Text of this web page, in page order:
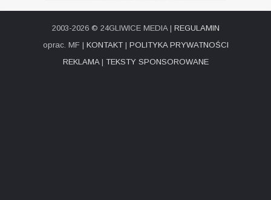
2003-2026 © 24GLIWICE MEDIA | REGULAMIN
oprac. MF | KONTAKT| POLITYKA PRYWATNOŚCI
REKLAMA| TEKSTY SPONSOROWANE